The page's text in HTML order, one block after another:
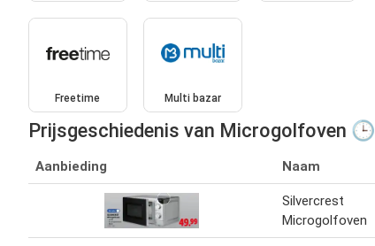
Freetime Multi bazar
Prijsgeschiedenis van Microgolfoven 🕒
Aanbieding Naam
Silvercrest
Microgolfoven